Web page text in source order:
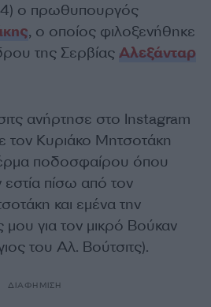
ο πρωθυπουργός
, ο οποίος φιλοξενήθηκε
της Σερβίας Αλεξάνταρ
ανήρτησε στο Instagram
τον Κυριάκο Μητσοτάκη
ποδοσφαίρου όπου
πίσω από τον
και εμένα την
για τον μικρό Βούκαν
του Αλ. Βούτσιτς).
ΔΙΑΦΗΜΙΣΗ